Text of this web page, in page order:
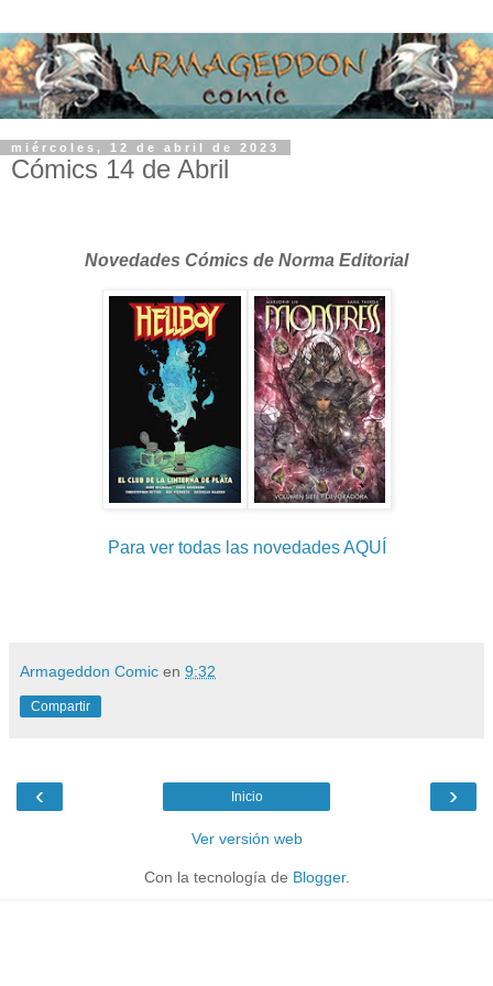
miércoles, 12 de abril de 2023
Cómics 14 de Abril
Novedades Cómics de Norma Editorial
Para ver todas las novedades AQUÍ
Armageddon Comic en 9:32
Compartir
‹ ›
Inicio
Ver versión web
Con la tecnología de Blogger.